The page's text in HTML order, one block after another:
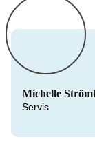
Michelle
Servis